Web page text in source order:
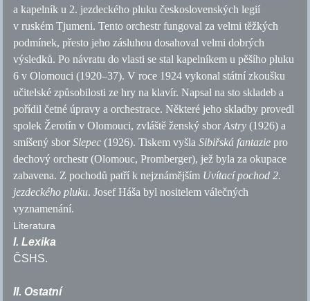
a kapelník u 2. jezdeckého pluku československých legií
v ruském Tjumeni. Tento orchestr fungoval za velmi těžkých
podmínek, přesto jeho zásluhou dosahoval velmi dobrých
výsledků. Po návratu do vlasti se stal kapelníkem u pěšího pluku
6 v Olomouci (1920–37). V roce 1924 vykonal státní zkoušku
učitelské způsobilosti ze hry na klavír. Napsal na sto skladeb a
pořídil četné úpravy a orchestrace. Některé jeho skladby provedl
spolek Žerotín v Olomouci, zvláště ženský sborAstry(1926) a
smíšený sborSlepec (1926). Tiskem vyšlaSibiřská fantaziepro
dechový orchestr (Olomouc, Promberger), jež byla za okupace
zabavena. Z pochodů patří k nejznámějším Uvítací pochod 2.
jezdeckého pluku. Josef Háša byl nositelem válečných
vyznamenání.
Literatura
I. Lexika
ČSHS.
II. Ostatní